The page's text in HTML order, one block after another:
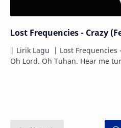
Lost Frequencies - Crazy
| Lirik Lagu | Lost Frequencies
Oh Lord. Oh Tuhan. Hear me turn these words into a song.